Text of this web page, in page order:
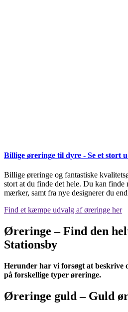
Billige øreringe til dyre - Se et stort
Billige øreringe og fantastiske
stort at du finde det hele. Du kan finde
mærker, samt fra nye designerer du
Find et kæmpe udvalg af øreringe her
Øreringe – Find den
Stationsby
Herunder har vi forsøgt at beskrive
på forskellige typer øreringe.
Øreringe guld – Guld